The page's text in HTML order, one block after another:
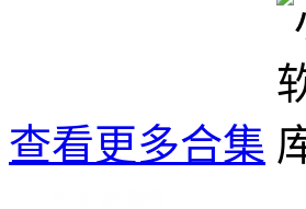
查看更多合集